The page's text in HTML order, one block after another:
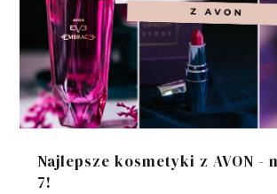
Najlepsze kosmetyki z AVON -
7!